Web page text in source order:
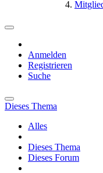
Anmelden
Registrieren
Suche
Dieses Thema
Alles
Dieses Thema
Dieses Forum